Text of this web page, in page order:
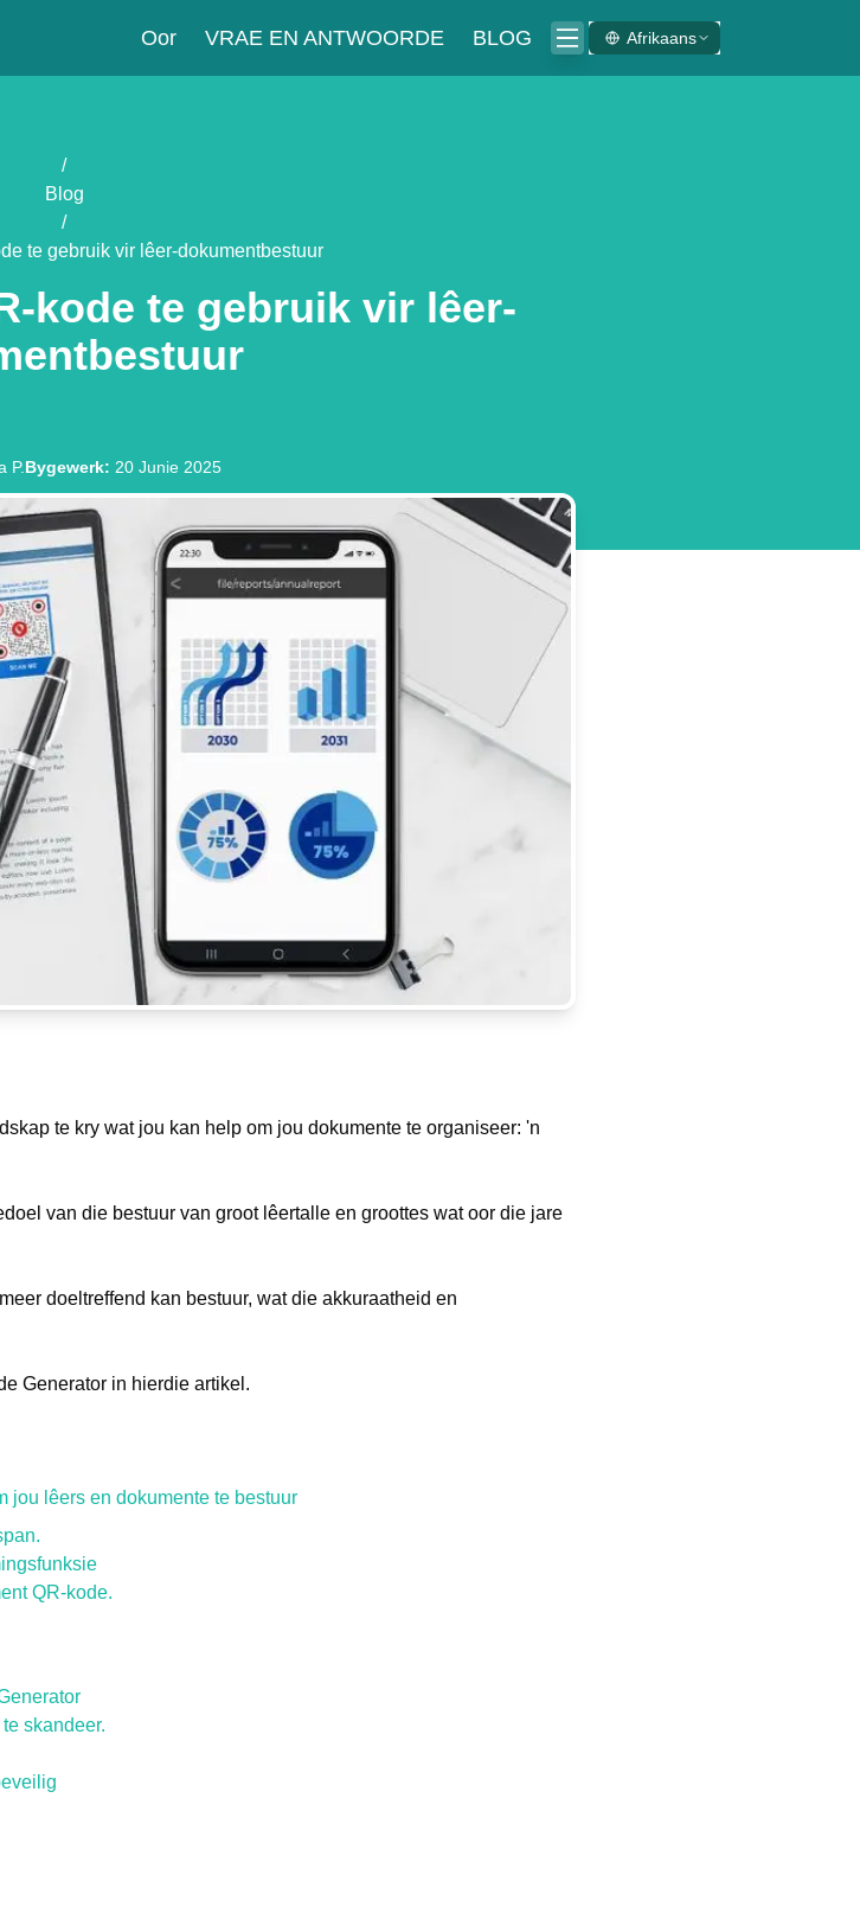
Oor VRAE EN ANTWOORDE BLOG Afrikaans
/
Blog
/
te gebruik vir lêer-dokumentbestuur
kode te gebruik vir lêer-
P.Bygewerk: 20 Junie 2025
te kry wat jou kan help om jou dokumente te organiseer: 'n
van die bestuur van groot lêertalle en groottes wat oor die jare
doeltreffend kan bestuur, wat die akkuraatheid en
Generator in hierdie artikel.
jou lêers en dokumente te bestuur
QR-kode.
skandeer.